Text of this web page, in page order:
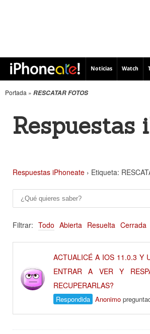
Noticias Watch
Portada » RESCATAR FOTOS
Respuestas
Respuestas iPhoneate › Etiqueta:
Filtrar: Todo Abierta Resuelta Cerrada
ACTUALICÉ A IOS 11.0.3 Y
ENTRAR A VER Y
RECUPERARLAS?
Respondida Anonimo